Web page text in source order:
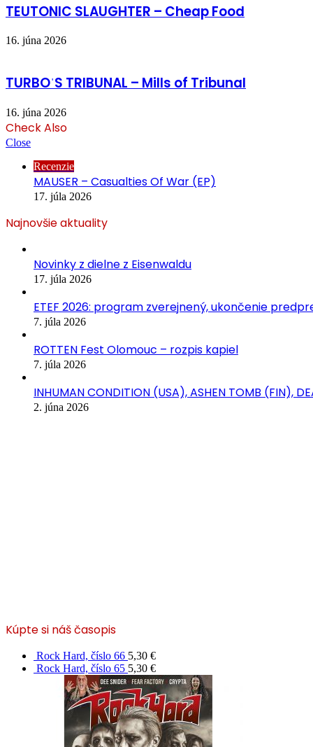
TEUTONIC SLAUGHTER – Cheap Food
16. júna 2026
TURBOˈS TRIBUNAL – Mills of Tribunal
16. júna 2026
Check Also
Close
Recenzie
MAUSER – Casualties Of War (EP)
17. júla 2026
Najnovšie aktuality
Novinky z dielne z Eisenwaldu
17. júla 2026
ETEF 2026: program zverejnený, ukončenie
7. júla 2026
ROTTEN Fest Olomouc – rozpis kapiel
7. júla 2026
INHUMAN CONDITION (USA), ASHEN TOMB (FIN),
2. júna 2026
Kúpte si náš časopis
Rock Hard, číslo 66 5,30 €
Rock Hard, číslo 65 5,30 €